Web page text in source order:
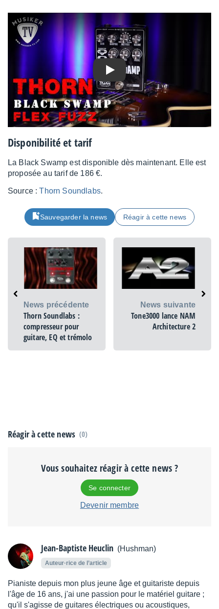
Play
Dispo­ni­bi­lité et tarif
La Black Swamp est dispo­nible dès main­te­nant. Elle est
propo­sée au tarif de 186 €.
Source :Thorn Sound­labs.
Sauvegarder la news Réagir à cette news
News précédente
Thorn Soundlabs :
compresseur pour
guitare, EQ et trémolo
News suivante
Tone3000 lance NAM
Architecture 2
Réagir à cette news (0)
Vous souhaitez réagir à cette news ?
Se connecter
Devenir membre
Jean-Baptiste Heuclin (Hushman)
Auteur·rice de l’article
Pianiste depuis mon plus jeune âge et guitariste depuis
l'âge de 16 ans, j'ai une passion pour le matériel guitare ;
qu'il s'agisse de guitares électriques ou acoustiques,